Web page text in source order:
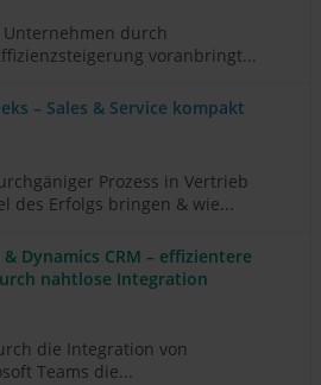
durch
voranbringt...
– Sales & Service kompakt
Prozess in Vertrieb
des Erfolgs bringen & wie...
Dynamics CRM – effizientere
nahtlose Integration
die Integration von
Teams die...